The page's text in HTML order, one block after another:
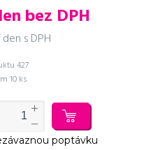
bez DPH
s DPH
427
10 ks
poptávku